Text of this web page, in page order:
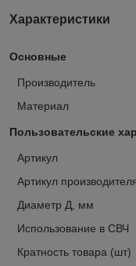
Характеристики
Основные
Производитель
Материал
Пользовательские
Артикул
Артикул
Диаметр Д, мм
Использование в СВЧ
Кратность товара (шт)